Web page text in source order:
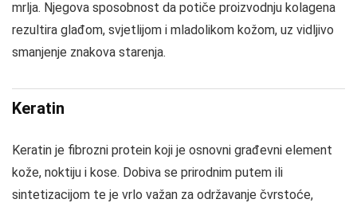
mrlja. Njegova sposobnost da potiče proizvodnju kolagena
rezultira glađom, svjetlijom i mladolikom kožom, uz vidljivo
smanjenje znakova starenja.
Keratin
Keratin je fibrozni protein koji je osnovni građevni element
kože, noktiju i kose. Dobiva se prirodnim putem ili
sintetizacijom te je vrlo važan za održavanje čvrstoće,